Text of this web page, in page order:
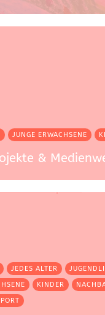
JUNGE ERWACHSENE
&
JEDES ALTER
KINDER